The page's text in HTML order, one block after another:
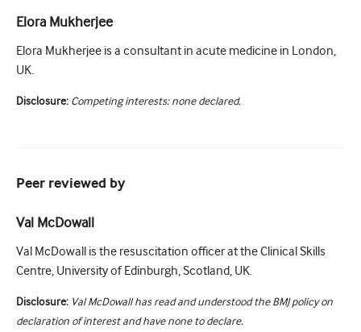
Elora Mukherjee
Elora Mukherjee is a consultant in acute medicine in London,
UK.
Disclosure: Competing interests: none declared.
Peer reviewed by
Val McDowall
Val McDowall is the resuscitation officer at the Clinical Skills
Centre, University of Edinburgh, Scotland, UK.
Disclosure: Val McDowall has read and understood the BMJ policy on
declaration of interest and have none to declare.